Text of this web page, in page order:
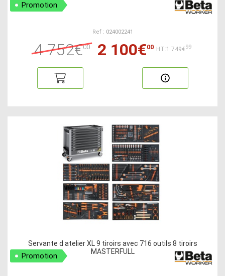
Promotion
Ref : 024002241
4 752€00 2 100€00 HT:1 749€99
Servante d atelier XL 9 tiroirs avec 716 outils 8 tiroirs
MASTERFULL
Promotion